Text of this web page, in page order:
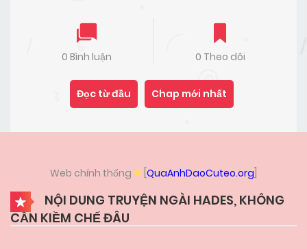
0 Bình luận 0 Theo dõi
Đọc từ đầu Chap mới nhất
Web chính thống [QuaAnhDaoCuteo.org
NỘI DUNG TRUYỆN NGÀI HADES, KHÔNG
CẦN KIỀM CHẾ ĐÂU